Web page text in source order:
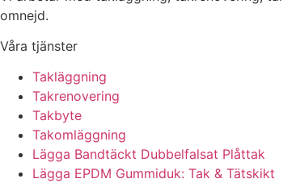
omnejd.
Våra tjänster
Takläggning
Takrenovering
Takbyte
Takomläggning
Lägga Bandtäckt Dubbelfalsat Plåttak
Lägga EPDM Gummiduk: Tak & Tätskikt